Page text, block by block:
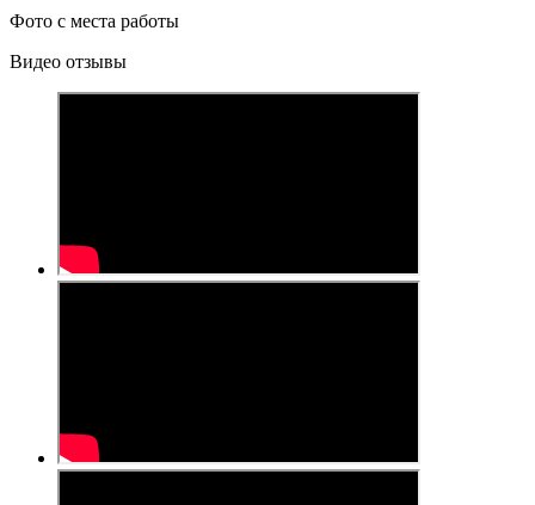
Фото с места работы
Видео отзывы